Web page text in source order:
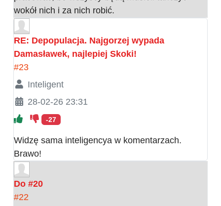
wokół nich i za nich robić.
RE: Depopulacja. Najgorzej wypada
Damasławek, najlepiej Skoki!
#23
Inteligent
28-02-26 23:31
-27
Widzę sama inteligencya w komentarzach.
Brawo!
Do #20
#22